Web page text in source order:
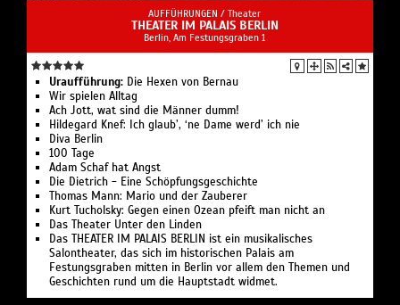
AUFFÜHRUNGEN / Theater
THEATER IM PALAIS BERLIN
Berlin, Am Festungsgraben 1
Uraufführung: Die Hexen von Bernau
Wir spielen Alltag
Ach Jott, wat sind die Männer dumm!
Hildegard Knef: Ich glaub’, ‘ne Dame werd’ ich nie
Diva Berlin
100 Tage
Adam Schaf hat Angst
Die Dietrich - Eine Schöpfungsgeschichte
Thomas Mann: Mario und der Zauberer
Kurt Tucholsky: Gegen einen Ozean pfeift man nicht an
Das Theater Unter den Linden
Das THEATER IM PALAIS BERLIN ist ein musikalisches
Salontheater, das sich im historischen Palais am
Festungsgraben mitten in Berlin vor allem den Themen und
Geschichten rund um die Hauptstadt widmet.